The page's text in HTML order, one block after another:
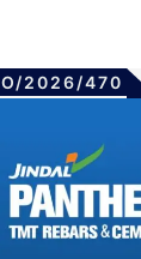
2026/470